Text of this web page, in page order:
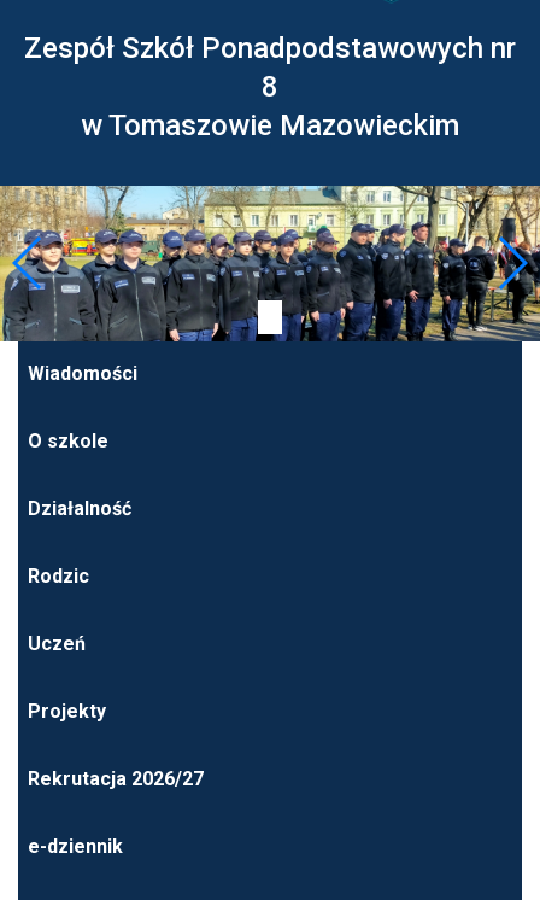
Zespół Szkół Ponadpodstawowych nr
8
w Tomaszowie Mazowieckim
Wiadomości
O szkole
Działalność
Rodzic
Uczeń
Projekty
Rekrutacja 2026/27
e-dziennik